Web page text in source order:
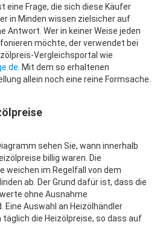
eine Frage, die sich diese Käufer
in Minden wissen zielsicher auf
Antwort. Wer in keiner Weise jeden
möchte, der verwendet bei
Vergleichsportal wie
. Mit dem so erhaltenen
allein noch eine reine Formsache.
sehen Sie, wann innerhalb
billig waren. Die
weichen im Regelfall von dem
ab. Der Grund dafür ist, dass die
ohne Ausnahme
Auswahl an Heizölhändler
die Heizölpreise, so dass auf